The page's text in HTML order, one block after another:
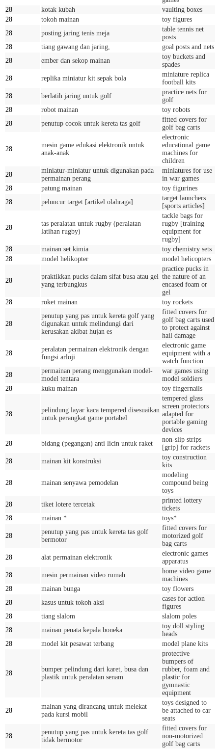
28
kotak kubah
vaulting boxes
28
tokoh mainan
toy figures
28
posting jaring tenis meja
table tennis net
posts
28
tiang gawang dan jaring,
goal posts and nets
28
ember dan sekop mainan
toy buckets and
spades
28
replika miniatur kit sepak bola
miniature replica
football kits
28
berlatih jaring untuk golf
practice nets for
golf
28
robot mainan
toy robots
28
penutup cocok untuk kereta tas golf
fitted covers for
golf bag carts
28
mesin game edukasi elektronik untuk
anak-anak
electronic
educational game
machines for
children
28
miniatur-miniatur untuk digunakan pada
permainan perang
miniatures for use
in war games
28
patung mainan
toy figurines
28
peluncur target [artikel olahraga]
target launchers
[sports articles]
28
tas peralatan untuk rugby (peralatan
latihan rugby)
tackle bags for
rugby [training
equipment for
rugby]
28
mainan set kimia
toy chemistry sets
28
model helikopter model helicopters
28
praktikkan pucks dalam sifat busa atau gel
yang terbungkus
practice pucks in
the nature of an
encased foam or
gel
28
roket mainan toy rockets
28
penutup yang pas untuk kereta golf yang
digunakan untuk melindungi dari
kerusakan akibat hujan es
fitted covers for
golf bag carts used
to protect against
hail damage
28
peralatan permainan elektronik dengan
fungsi arloji
electronic game
equipment with a
watch function
28
permainan perang menggunakan model-
model tentara
war games using
model soldiers
28
kuku mainan toy fingernails
28
pelindung layar kaca tempered disesuaikan
untuk perangkat game portabel
tempered glass
screen protectors
adapted for
portable gaming
devices
28
bidang (pegangan) anti licin untuk raket
non-slip strips
[grip] for rackets
28
mainan kit konstruksi
toy construction
kits
28 mainan senyawa pemodelan
modeling
compound being
toys
28
tiket lotere tercetak
printed lottery
tickets
28
mainan * toys*
28
penutup yang pas untuk kereta tas golf
bermotor
fitted covers for
motorized golf
bag carts
28
alat permainan elektronik
electronic games
apparatus
28
mesin permainan video rumah
home video game
machines
28
mainan bunga
toy flowers
28
kasus untuk tokoh aksi
cases for action
figures
28
tiang slalom
slalom poles
28
mainan penata kepala boneka
toy doll styling
heads
28
model kit pesawat terbang model plane kits
28
bumper pelindung dari karet, busa dan
plastik untuk peralatan senam
protective
bumpers of
rubber, foam and
plastic for
gymnastic
equipment
28
mainan yang dirancang untuk melekat
pada kursi mobil
toys designed to
be attached to car
seats
28
penutup yang pas untuk kereta tas golf
tidak bermotor
fitted covers for
non-motorized
golf bag carts